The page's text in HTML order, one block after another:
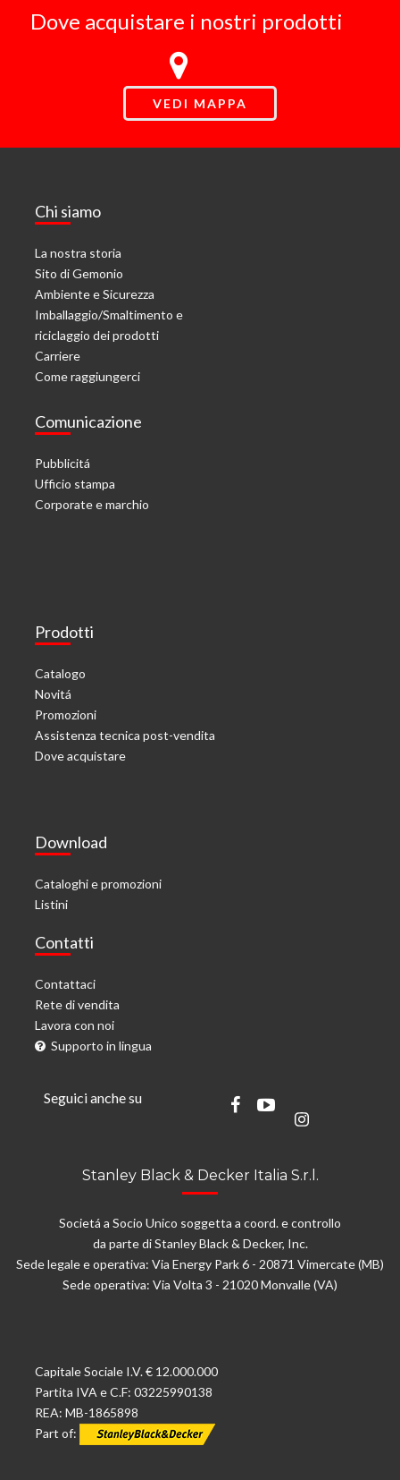
Dove acquistare i nostri prodotti
VEDI MAPPA
Chi siamo
La nostra storia
Sito di Gemonio
Ambiente e Sicurezza
Imballaggio/Smaltimento e
riciclaggio dei prodotti
Carriere
Come raggiungerci
Comunicazione
Pubblicitá
Ufficio stampa
Corporate e marchio
Prodotti
Catalogo
Novitá
Promozioni
Assistenza tecnica post-vendita
Dove acquistare
Download
Cataloghi e promozioni
Listini
Contatti
Contattaci
Rete di vendita
Lavora con noi
Supporto in lingua
Seguici anche su
Stanley Black & Decker Italia S.r.l.
Societá a Socio Unico soggetta a coord. e controllo
da parte di Stanley Black & Decker, Inc.
Sede legale e operativa: Via Energy Park 6 - 20871 Vimercate (MB)
Sede operativa: Via Volta 3 - 21020 Monvalle (VA)
Capitale Sociale I.V. € 12.000.000
Partita IVA e C.F: 03225990138
REA: MB-1865898
Part of: